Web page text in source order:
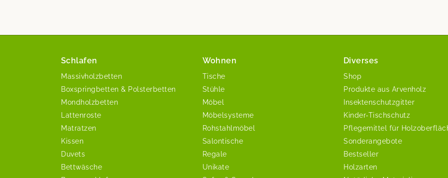
Schlafen
Massivholzbetten
Boxspringbetten & Polsterbetten
Mondholzbetten
Lattenroste
Matratzen
Kissen
Duvets
Bettwäsche
Wohnen
Tische
Stühle
Möbel
Möbelsysteme
Rohstahlmöbel
Salontische
Regale
Unikate
Diverses
Shop
Produkte aus Arvenholz
Insektenschutzgitter
Kinder-Tischschutz
Pflegemittel für
Sonderangebote
Bestseller
Holzarten